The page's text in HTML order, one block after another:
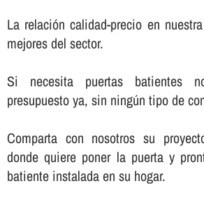
La relación calidad-precio en
mejores del sector.
Si necesita puertas batientes
presupuesto ya, sin ningún tipo de
Comparta con nosotros su
donde quiere poner la puerta y
batiente instalada en su hogar.